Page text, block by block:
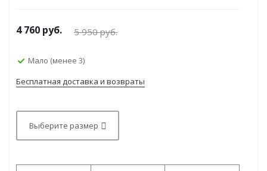
5 950руб.
4 760 руб.
Мало (менее 3)
Бесплатная доставка и возвраты
Выберите размер